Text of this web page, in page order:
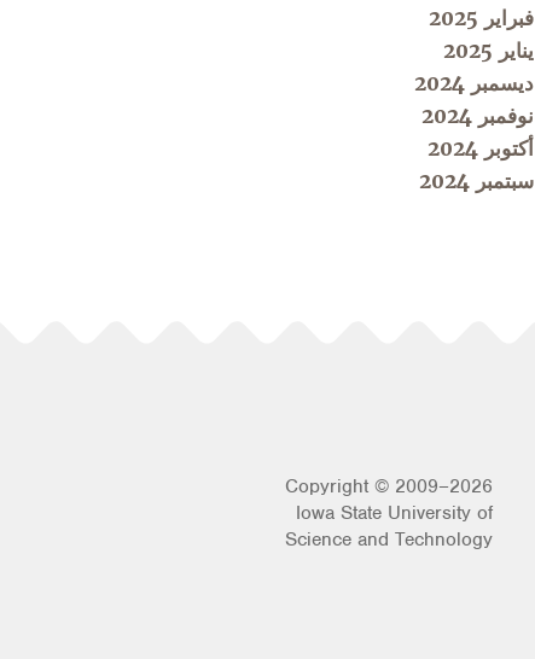
فبراير 2025
يناير 2025
ديسمبر 2024
نوفمبر 2024
أكتوبر 2024
سبتمبر 2024
Copyright © 2009–2026
Iowa State University of
Science and Technology